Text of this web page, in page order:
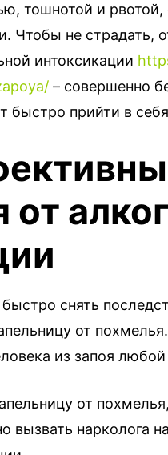
тошнотой и рвотой,
Чтобы не страдать,
интоксикации
– совершенно
быстро прийти в
от
снять
от
из запоя любой
от
вызвать нарколога